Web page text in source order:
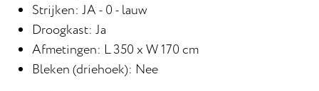
Strijken: JA - 0 - lauw
Droogkast: Ja
Afmetingen: L 350 x W 170 cm
Bleken (driehoek): Nee